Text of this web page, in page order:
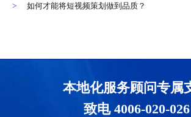
如何才能将短视频策划做到品质？
本地化服务顾问专属
致电 4006-020-026